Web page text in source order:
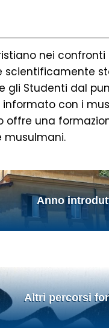
nei
gli Studenti dal
con i
una
musulmani.
Anno
Altri percorsi